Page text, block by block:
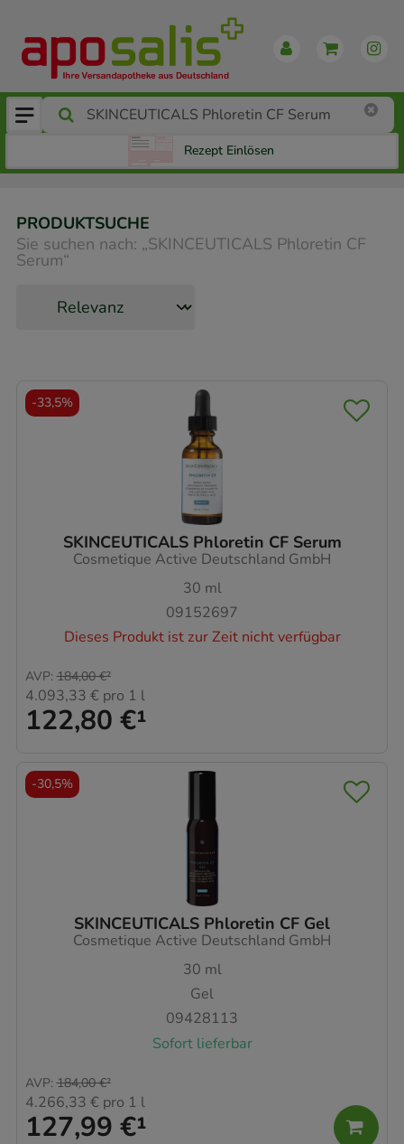
Rezept Einlösen
PRODUKTSUCHE
Sie suchen nach: „SKINCEUTICALS Phloretin CF
Serum“
SKINCEUTICALS Phloretin CF Serum
Cosmetique Active Deutschland GmbH
30 ml
09152697
Dieses Produkt ist zur Zeit nicht verfügbar
122,80 €¹
AVP: 184,00 €²
4.093,33 € pro 1 l
-33,5%
SKINCEUTICALS Phloretin CF Gel
Cosmetique Active Deutschland GmbH
30 ml
Gel
09428113
Sofort lieferbar
127,99 €¹
AVP: 184,00 €²
4.266,33 € pro 1 l
-30,5%